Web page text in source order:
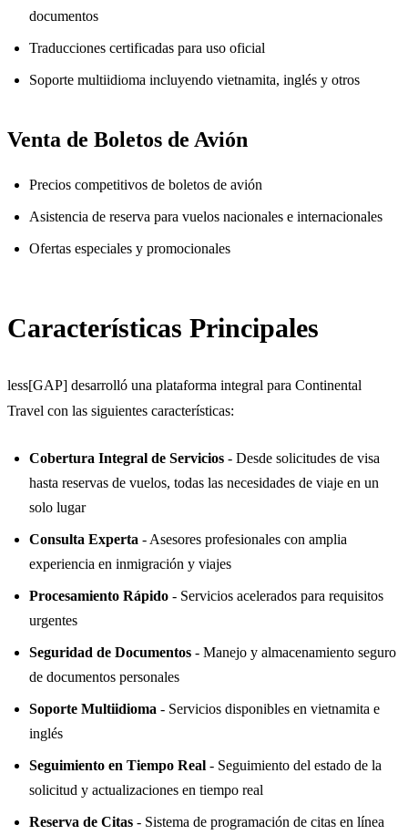
documentos
Traducciones certificadas para uso oficial
Soporte multiidioma incluyendo vietnamita, inglés y otros
Venta de Boletos de Avión
Precios competitivos de boletos de avión
Asistencia de reserva para vuelos nacionales e internacionales
Ofertas especiales y promocionales
Características Principales
less[GAP] desarrolló una plataforma integral para Continental
Travel con las siguientes características:
Cobertura Integral de Servicios - Desde solicitudes de visa
hasta reservas de vuelos, todas las necesidades de viaje en un
solo lugar
Consulta Experta - Asesores profesionales con amplia
experiencia en inmigración y viajes
Procesamiento Rápido - Servicios acelerados para requisitos
urgentes
Seguridad de Documentos - Manejo y almacenamiento seguro
de documentos personales
Soporte Multiidioma - Servicios disponibles en vietnamita e
inglés
Seguimiento en Tiempo Real - Seguimiento del estado de la
solicitud y actualizaciones en tiempo real
Reserva de Citas - Sistema de programación de citas en línea